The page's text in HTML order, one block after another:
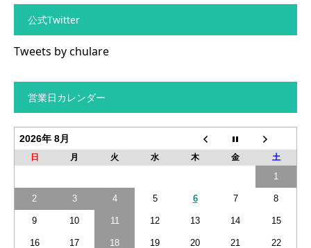
公式Twitter
Tweets by chulare
営業日カレンダー
2026年 8月
日 月 火 水 木 金 土
1
2 3 4 5 6 7 8
9 10 11 12 13 14 15
16 17 18 19 20 21 22